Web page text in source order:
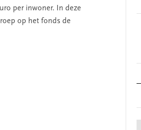
per inwoner. In deze
op het fonds de